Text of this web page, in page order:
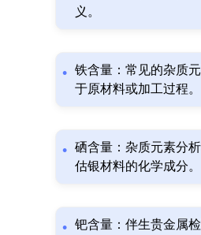
义。
铁含量：常见的杂质
于原材料或加工过程。
硒含量：杂质元素分
估银材料的化学成分。
钯含量：伴生贵金属